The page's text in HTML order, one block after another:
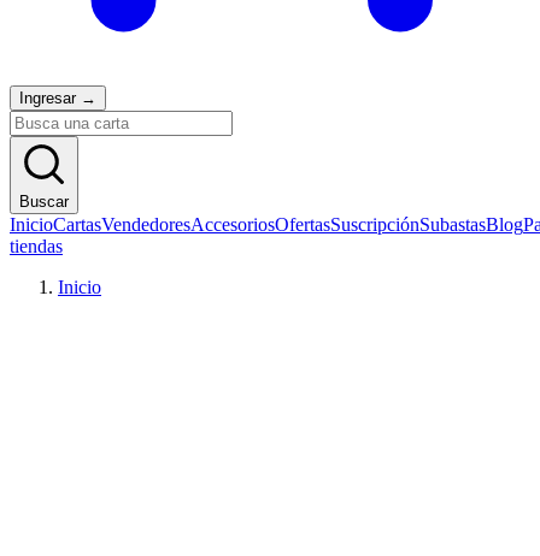
Ingresar →
Buscar
InicioCartasVendedoresAccesoriosOfertasSuscripciónSubastasBlog
tiendas
Inicio